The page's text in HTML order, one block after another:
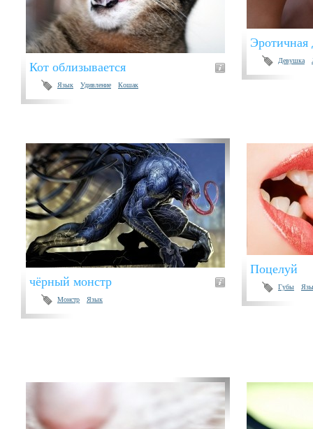
Кот облизывается
Язык Удивление Кошак
Эротичная
Девушка
чёрный монстр
Монстр Язык
Поцелуй
Губы